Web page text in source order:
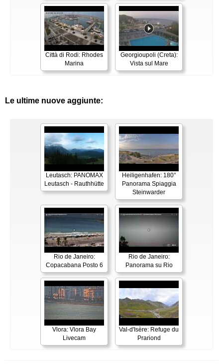
Città di Rodi: Rhodes
Marina
Georgioupoli (Creta):
Vista sul Mare
Le ultime nuove aggiunte:
Leutasch: PANOMAX
Leutasch - Rauthhütte
Heiligenhafen: 180°
Panorama Spiaggia
Steinwarder
Rio de Janeiro:
Copacabana Posto 6
Rio de Janeiro:
Panorama su Rio
Vlora: Vlora Bay
Livecam
Val-d'Isère: Refuge du
Prariond